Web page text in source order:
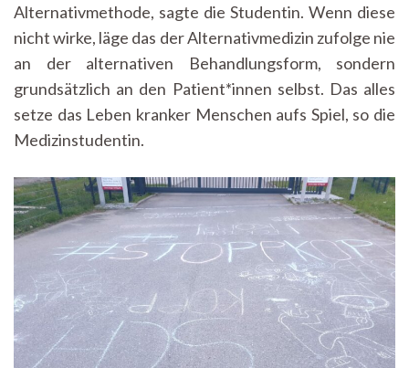
Alternativmethode, sagte die Studentin. Wenn diese
nicht wirke, läge das der Alternativmedizin zufolge nie
an der alternativen Behandlungsform, sondern
grundsätzlich an den Patient*innen selbst. Das alles
setze das Leben kranker Menschen aufs Spiel, so die
Medizinstudentin.